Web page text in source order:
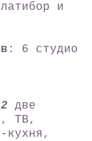
и
: 6 студио
две
ТВ,
кухня,